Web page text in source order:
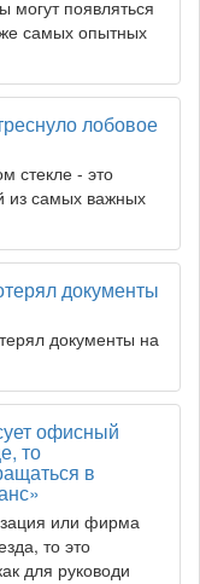
появляться
самых опытных
лобовое
стекле - это
из самых важных
документы
документы на
офисный
то
в
или фирма
то это
для руководи